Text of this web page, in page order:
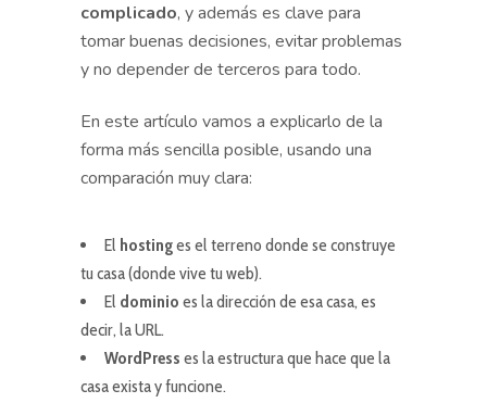
complicado, y además es clave para
tomar buenas decisiones, evitar problemas
y no depender de terceros para todo.
En este artículo vamos a explicarlo de la
forma más sencilla posible, usando una
comparación muy clara:
El hostinges el terreno donde se construye
tu casa (donde vive tu web).
El dominio es la dirección de esa casa, es
decir, la URL.
WordPress es la estructura que hace que la
casa exista y funcione.